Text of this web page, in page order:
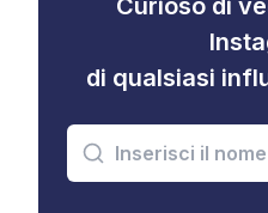
Curioso di
di qualsiasi